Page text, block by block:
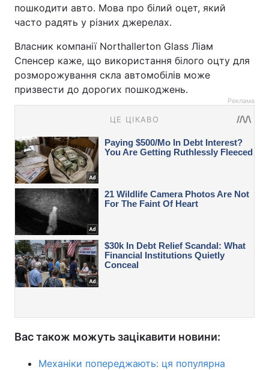
пошкодити авто. Мова про білий оцет, який
часто радять у різних джерелах.
Власник компанії Northallerton Glass Ліам
Спенсер каже, що використання білого оцту для
розморожування скла автомобілів може
призвести до дорогих пошкоджень.
Реклама
Вас також можуть зацікавити новини:
Механіки попереджають: ця популярна